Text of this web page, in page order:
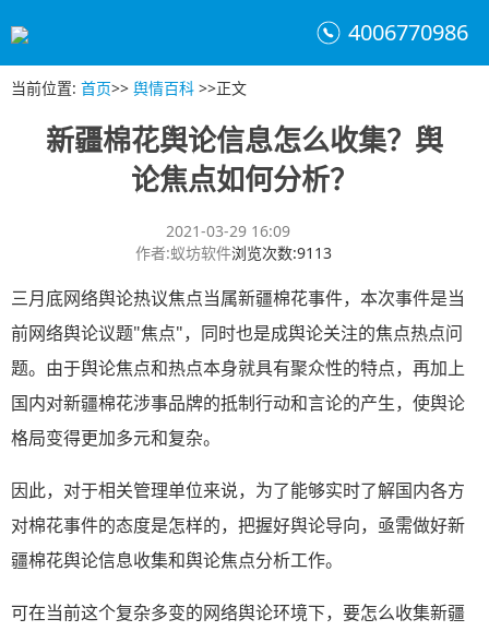
4006770986
当前位置: 首页>> 舆情百科 >>正文
新疆棉花舆论信息怎么收集？舆
论焦点如何分析？
2021-03-29 16:09
作者:蚁坊软件浏览次数:9113
三月底网络舆论热议焦点当属新疆棉花事件，本次事件是当
前网络舆论议题"焦点"，同时也是成舆论关注的焦点热点问
题。由于舆论焦点和热点本身就具有聚众性的特点，再加上
国内对新疆棉花涉事品牌的抵制行动和言论的产生，使舆论
格局变得更加多元和复杂。
因此，对于相关管理单位来说，为了能够实时了解国内各方
对棉花事件的态度是怎样的，把握好舆论导向，亟需做好新
疆棉花舆论信息收集和舆论焦点分析工作。
可在当前这个复杂多变的网络舆论环境下，要怎么收集新疆